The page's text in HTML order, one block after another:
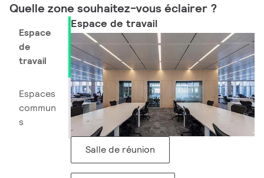
Quelle zone souhaitez-vous éclairer ? ​
Espace
de
travail
Espaces
commun
s
Espace de travail
Salle de réunion